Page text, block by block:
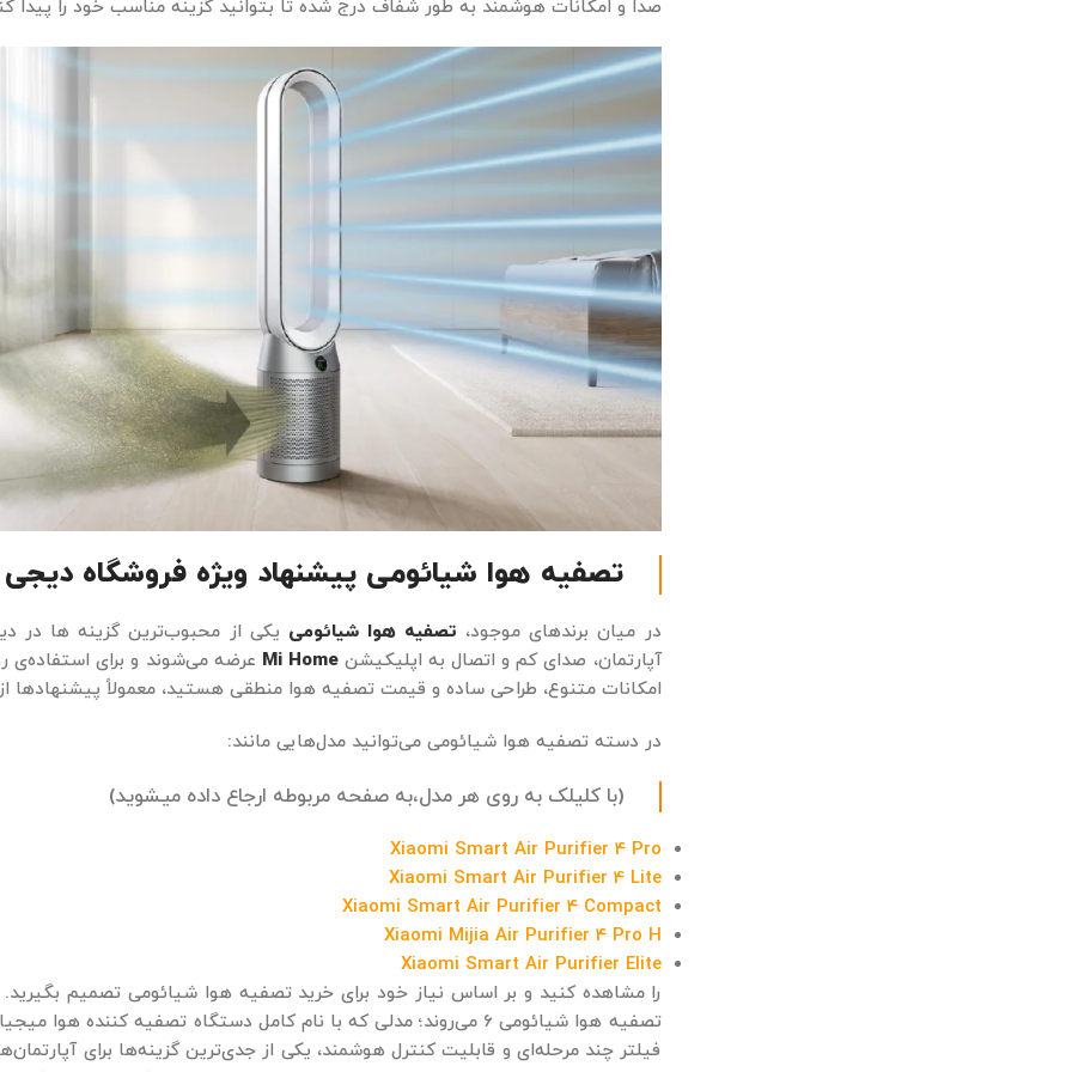
صدا و امکانات هوشمند به‌ طور شفاف درج شده تا بتوانید گزینه مناسب خود را پیدا
تصفیه هوا شیائومی پیشنهاد ویژه فروشگاه دیجی
در میان برندهای موجود، تصفیه هوا شیائومی یکی از محبوب‌ترین گزینه‌ ها در
آپارتمان، صدای کم و اتصال به اپلیکیشنMi Home عرضه می‌شوند و برای استفاده‌ی
امکانات متنوع، طراحی ساده و قیمت تصفیه هوا منطقی هستید، معمولاً پیشنهادها
در دسته تصفیه هوا شیائومی می‌توانید مدل‌هایی مانند:
(با کلیلک به روی هر مدل،به صفحه مربوطه ارجاع داده میشوید)
Xiaomi Smart Air Purifier 4 Pro
Xiaomi Smart Air Purifier 4 Lite
Xiaomi Smart Air Purifier 4 Compact
Xiaomi Mijia Air Purifier 4 Pro H
Xiaomi Smart Air Purifier Elite
را مشاهده کنید و بر اساس نیاز خود برای خرید تصفیه هوا شیائومی تصمیم بگیرید.
فیلتر چند مرحله‌ای و قابلیت کنترل هوشمند، یکی از جدی‌ترین گزینه‌ها برای